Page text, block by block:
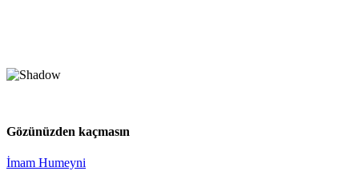
Gözünüzden kaçmasın
İmam Humeyni